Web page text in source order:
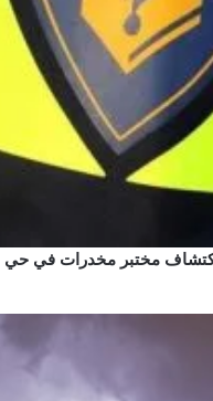
مختبر مخدرات في حي